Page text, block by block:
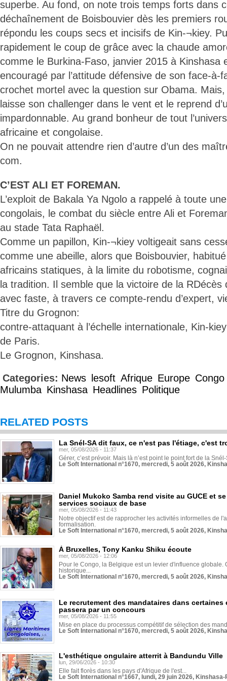
superbe. Au fond, on note trois temps forts dans
déchaînement de Boisbouvier dès les premiers
répondu les coups secs et incisifs de Kin-¬kiey.
rapidement le coup de grâce avec la chaude
comme le Burkina-Faso, janvier 2015 à Kinshasa
encouragé par l’attitude défensive de son face-à-
crochet mortel avec la question sur Obama.
laisse son challenger dans le vent et le reprend
impardonnable. Au grand bonheur de tout
africaine et congolaise.
On ne pouvait attendre rien d’autre d’un des
com.
C’EST ALI ET FOREMAN.
L’exploit de Bakala Ya Ngolo a rappelé à toute
congolais, le combat du siècle entre Ali et
au stade Tata Raphaël.
Comme un papillon, Kin-¬kiey voltigeait sans
comme une abeille, alors que Boisbouvier,
africains statiques, à la limite du robotisme,
la tradition. Il semble que la victoire de la RDécès
avec faste, à travers ce compte-rendu d’expert,
Titre du Grognon:
contre-attaquant à l’échelle internationale, Kin-
de Paris.
Le Grognon, Kinshasa.
Categories: News lesoft Afrique Europe Congo
Mulumba Kinshasa Headlines Politique
RELATED POSTS
La Snél-SA dit faux, ce n'est pas l'étiage, c'est
mer, 05/08/2026 - 11:37
Gérer, c’est prévoir. Mais là n’est point le point fort de la
Le Soft International n°1670, mercredi, 5 août 2026,
Daniel Mukoko Samba rend visite au GUCE et
services sociaux de base
mer, 05/08/2026 - 11:43
Notre objectif est de rapprocher les activités informelles de
formalisation.
Le Soft International n°1670, mercredi, 5 août 2026,
À Bruxelles, Tony Kanku Shiku écoute
mer, 05/08/2026 - 12:06
Pour le Congo, la Belgique est un levier d'influence globale.
historique...
Le Soft International n°1670, mercredi, 5 août 2026,
Le recrutement des mandataires dans
passera par un concours
mer, 05/08/2026 - 11:55
Mise en place du processus compétitif de sélection des
Le Soft International n°1670, mercredi, 5 août 2026,
L'esthétique ongulaire atterrit à Bandundu Ville
lun, 29/06/2026 - 10:30
Elle fait florès dans les pays d'Afrique de l'est...
Le Soft International n°1667, lundi, 29 juin 2026,